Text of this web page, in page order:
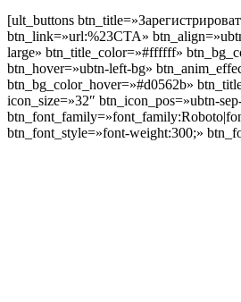
[ult_buttons
btn_link=»url:%23CTA»
large» btn_title_color=»#ffffff»
btn_hover=»ubtn-left-bg»
btn_bg_color_hover=»#d0562b»
icon_size=»32″ btn_icon_pos=»ubtn-
btn_font_style=»font-weight:300;»